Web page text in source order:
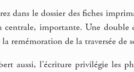
dans le dossier des fiches
centrale, importante. Une
la remémoration de la traversée de
aussi, l’écriture privilégie les